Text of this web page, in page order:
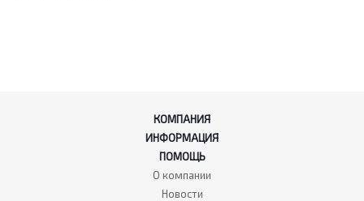
КОМПАНИЯ
ИНФОРМАЦИЯ
ПОМОЩЬ
О компании
Новости